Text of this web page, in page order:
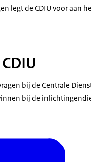
legt de CDIU voor aan
bij de Centrale
bij de